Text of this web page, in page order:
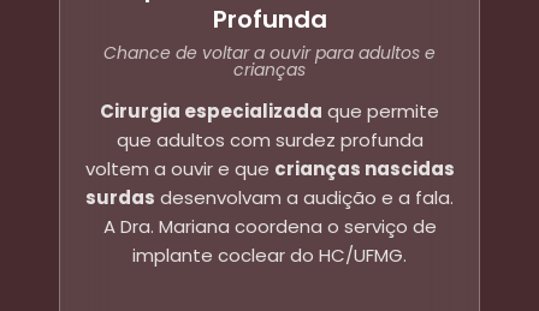
Profunda
Chance de voltar a ouvir para adultos e
crianças
Cirurgia especializada que permite
que adultos com surdez profunda
voltem a ouvir e que crianças nascidas
surdas desenvolvam a audição e a fala.
A Dra. Mariana coordena o serviço de
implante coclear do HC/UFMG.